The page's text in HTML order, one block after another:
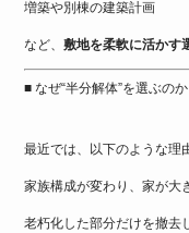
増築や別棟の建築計画
など、敷地を柔軟に活かす
■ なぜ“半分解体”を選ぶのか
最近では、以下のような理
家族構成が変わり、家が大
老朽化した部分だけを撤去